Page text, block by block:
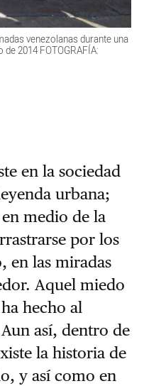
venezolanas durante una
2014 FOTOGRAFÍA:
en la sociedad
urbana;
medio de la
por los
en las miradas
Aquel miedo
hecho al
así, dentro de
la historia de
y así como en